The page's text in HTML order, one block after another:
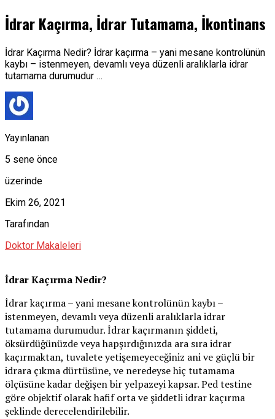
İdrar Kaçırma, İdrar Tutamama, İkontinans
İdrar Kaçırma Nedir? İdrar kaçırma – yani mesane kontrolünün
kaybı – istenmeyen, devamlı veya düzenli aralıklarla idrar
tutamama durumudur …
Yayınlanan
5 sene önce
üzerinde
Ekim 26, 2021
Tarafından
Doktor Makaleleri
İdrar Kaçırma Nedir?
İdrar kaçırma – yani mesane kontrolünün kaybı –
istenmeyen, devamlı veya düzenli aralıklarla idrar
tutamama durumudur. İdrar kaçırmanın şiddeti,
öksürdüğünüzde veya hapşırdığınızda ara sıra idrar
kaçırmaktan, tuvalete yetişemeyeceğiniz ani ve güçlü bir
idrara çıkma dürtüsüne, ve neredeyse hiç tutamama
ölçüsüne kadar değişen bir yelpazeyi kapsar. Ped testine
göre objektif olarak hafif orta ve şiddetli idrar kaçırma
şeklinde derecelendirilebilir.